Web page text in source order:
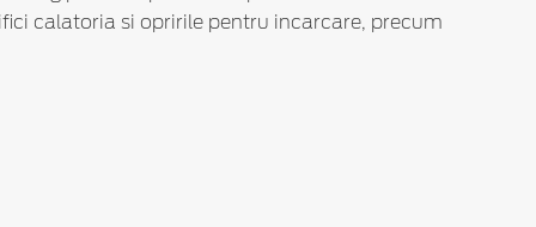
calatoria si opririle pentru incarcare, precum